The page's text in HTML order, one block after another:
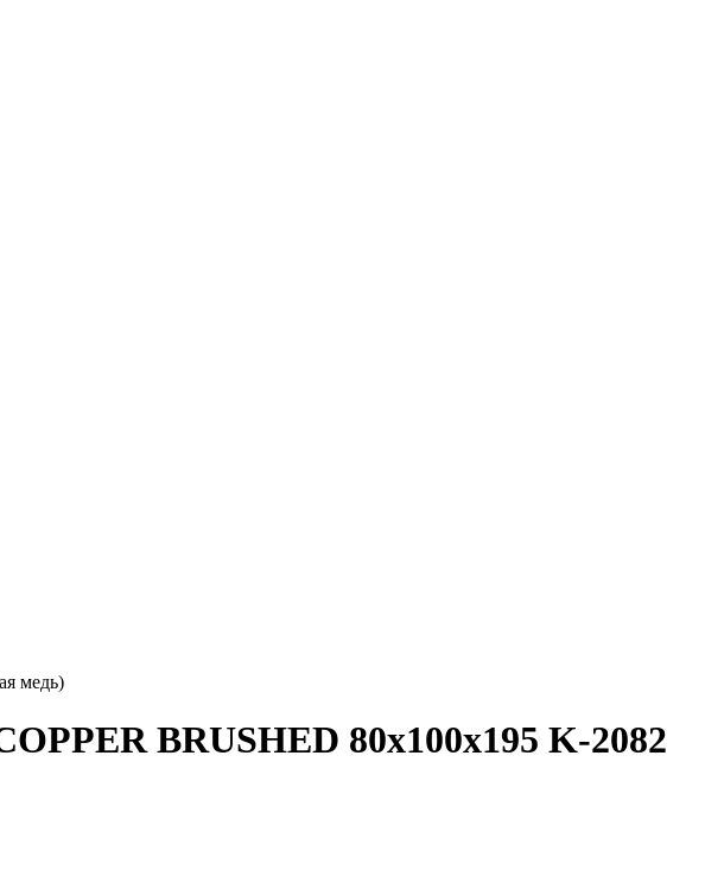
медь)
BRUSHED 80x100x195 K-2082